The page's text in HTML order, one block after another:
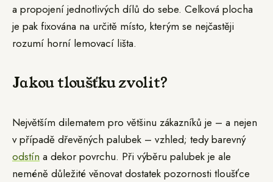
a propojení jednotlivých dílů do sebe. Celková plocha
je pak fixována na určitě místo, kterým se nejčastěji
rozumí horní lemovací lišta.
Jakou tloušťku zvolit?
Největším dilematem pro většinu zákazníků je – a nejen
v případě dřevěných palubek – vzhled; tedy barevný
odstín a dekor povrchu. Při výběru palubek je ale
neméně důležité věnovat dostatek pozornosti tloušťce